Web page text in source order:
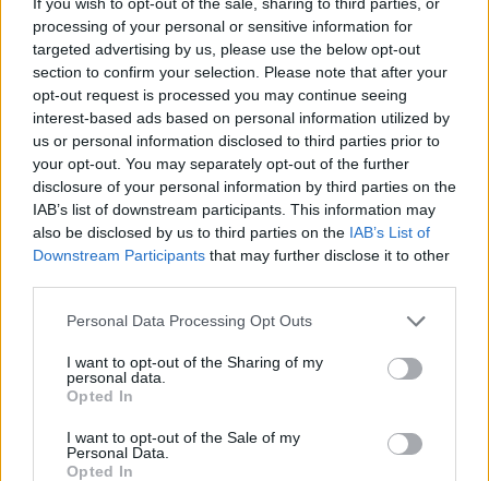
processing of your personal or sensitive information for
targeted advertising by us, please use the below opt-out
section to confirm your selection. Please note that after your
opt-out request is processed you may continue seeing
interest-based ads based on personal information utilized by
us or personal information disclosed to third parties prior to
your opt-out. You may separately opt-out of the further
disclosure of your personal information by third parties on the
IAB’s list of downstream participants. This information may
also be disclosed by us to third parties on the IAB’s List of
Downstream Participants that may further disclose it to other
Please note that this website/app uses one or more Google
not limited to your visit or usage behaviour. You may click to
grant or deny consent to Google and its third-party tags to
use your data for below specified purposes in below Google
consent section.
Personal Data Processing Opt Outs
I want to opt-out of the Sharing of my
personal data.
Opted In
I want to opt-out of the Sale of my
Personal Data.
Opted In
NB II
Már hivatalos: Gyurcsó nem lett a
Vidié, másik NB II-es csapathoz igazolt
NB I
Nincs megállás a Vidinél: Egy újpesti
középpályás és egy gólkirály is
érkezhet még
Megérkezett a polgármester nagy